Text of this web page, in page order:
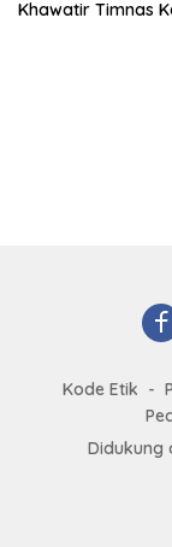
Khawatir Timnas
Kode Etik
Didukung